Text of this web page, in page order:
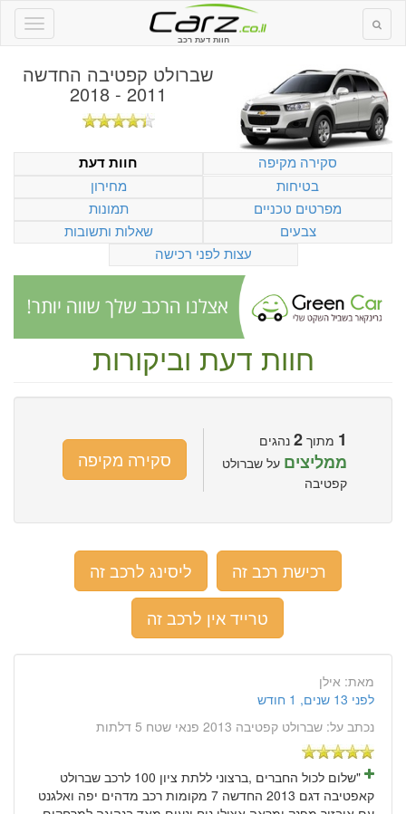
חוות דעת רכב
שברולט קפטיבה החדשה
2011 - 2018
סקירה מקיפה
חוות דעת
בטיחות
מחירון
מפרטים טכניים
תמונות
צבעים
שאלות ותשובות
עצות לפני רכישה
חוות דעת וביקורות
1 מתוך 2 נהגים
ממליצים על שברולט
קפטיבה
סקירה מקיפה
רכישת רכב זה
ליסינג לרכב זה
טרייד אין לרכב זה
מאת: אילן
לפני 13 שנים, 1 חודש
נכתב על: שברולט קפטיבה 2013 פנאי שטח 5 דלתות
"שלום לכול החברים ,ברצוני ללתת ציון 100 לרכב שברולט
קאפטיבה דגם 2013 החדשה 7 מקומות רכב מדהים יפה ואלגנט